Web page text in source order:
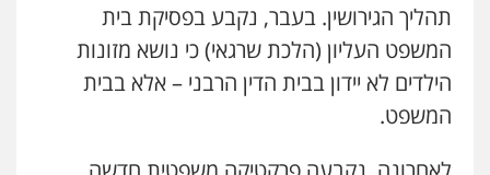
תהליך הגירושין. בעבר, נקבע בפסיקת בית
המשפט העליון (הלכת שרגאי) כי נושא מזונות
הילדים לא יידון בבית הדין הרבני – אלא בבית
המשפט.